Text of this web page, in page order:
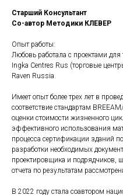
Старший Консультант
Со-автор Методики КЛЕВЕР
Опыт работы:
Любовь работала с проектами
Ingka Centres Rus (торговые
Raven Russia.
Имеет опыт более трех лет в
соответствие стандартам
оценки стоимости жизненного
эффективного использования
процесса сертификации зданий
разработки необходимых
проектировщика и подрядчиков,
отчета по результатам
В 2022 году стала соавтором